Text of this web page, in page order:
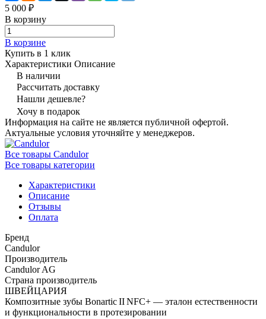
5 000 ₽
В корзину
В корзине
Купить в 1 клик
Характеристики Описание
В наличии
Рассчитать доставку
Нашли дешевле?
Хочу в подарок
Информация на сайте не является публичной офертой.
Актуальные условия уточняйте у менеджеров.
Все товары Candulor
Все товары категории
Характеристики
Описание
Отзывы
Оплата
Бренд
Candulor
Производитель
Candulor AG
Страна производитель
ШВЕЙЦАРИЯ
Композитные зубы Bonartic II NFC+ — эталон естественности
и функциональности в протезировании